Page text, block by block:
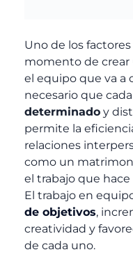
Uno de los
momento de crear
el equipo que va a
necesario que
determinado y
permite la
relaciones
como un
el trabajo que
El trabajo en
de objetivos,
creatividad y
de cada uno.